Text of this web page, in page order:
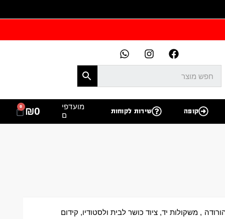
קופה שירות לקוחות
מועדפי
ם
₪0
0
, משקולות יד, ציוד כושר לבית ולסטודיו, קידום